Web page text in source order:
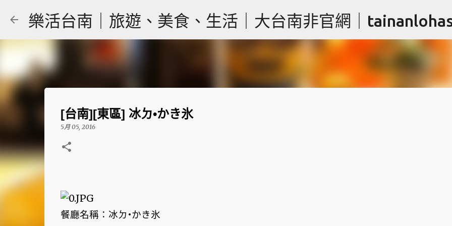
跳到主要內容
樂活台南｜旅遊、美食、生活｜大台南非官網｜
[台南][東區] 冰ㄉ•かき氷
5月 05, 2016
餐廳名稱：冰ㄉ•かき氷